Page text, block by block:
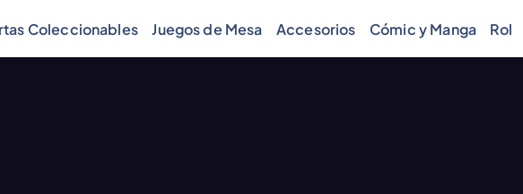
Coleccionables Juegos de Mesa Accesorios Cómic y Manga Rol